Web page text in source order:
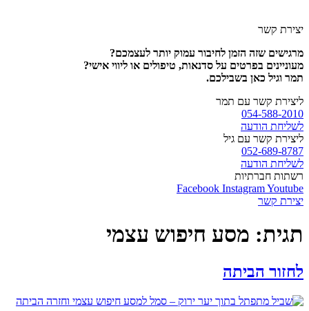
יצירת קשר
מרגישים שזה הזמן לחיבור עמוק יותר לעצמכם?
מעוניינים בפרטים על סדנאות, טיפולים או ליווי אישי?
תמר וגיל כאן בשבילכם.
ליצירת קשר עם תמר
054-588-2010
לשליחת הודעה
ליצירת קשר עם גיל
052-689-8787
לשליחת הודעה
רשתות חברתיות
Facebook InstagramYoutube
יצירת קשר
תגית: מסע חיפוש עצמי
לחזור הביתה